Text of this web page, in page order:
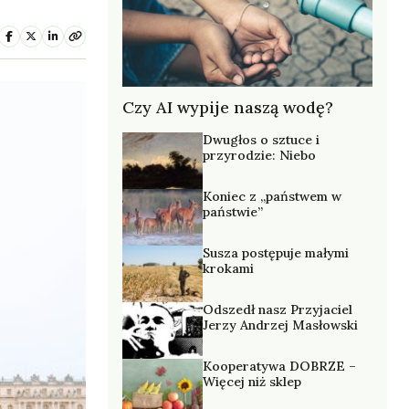
Czy AI wypije naszą wodę?
Dwugłos o sztuce i
przyrodzie: Niebo
Koniec z „państwem w
państwie”
Susza postępuje małymi
krokami
Odszedł nasz Przyjaciel
Jerzy Andrzej Masłowski
Kooperatywa DOBRZE –
Więcej niż sklep